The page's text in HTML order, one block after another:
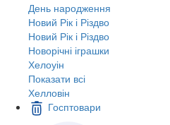
День народження
Новий Рік і Різдво
Новий Рік і Різдво
Новорічні іграшки
Хелоуін
Показати всі
Хелловін
Госптовари